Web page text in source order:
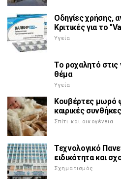
Οδηγίες χρήσης,
Κριτικές για το
Υγεία
Το ροχαλητό στις
θέμα
Υγεία
Κουβέρτες μωρό
καιρικές συνθήκες
Σπίτι και οικογένεια
Τεχνολογικό
ειδικότητα και
Σχηματισμός